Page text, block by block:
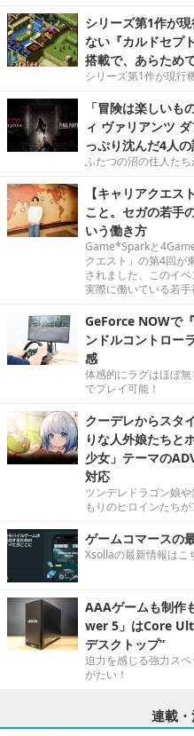
シリーズ第1作が
ない『カルドセプ
搭載で、あらため
シリーズ第1作が現行
「冒険は楽しいも
ィ ヴァリアンツ
っぷり沈んだ4人
ふたつの沼の住人たち
【キャリアクエス
こと。セガの若手
いう働き方
Game*Sparkと
クエスト」の第4回が
されました。このイ
実際に働いている若手
GeForce NOWで
ンドルコントロー
感
体感的にラグはほぼ
でプレイ可能！
クーデレからスタ
りな人外娘たちと
少女」テーマの
対応
ツンデレドラゴン娘
もりのヒロインたちが
ゲームコマースの
Xsollaの最新情報はこ
AAAゲームも制作
wer 5」はCore
デスクトップ”
迫力を感じる強力ス
がたい！
連載